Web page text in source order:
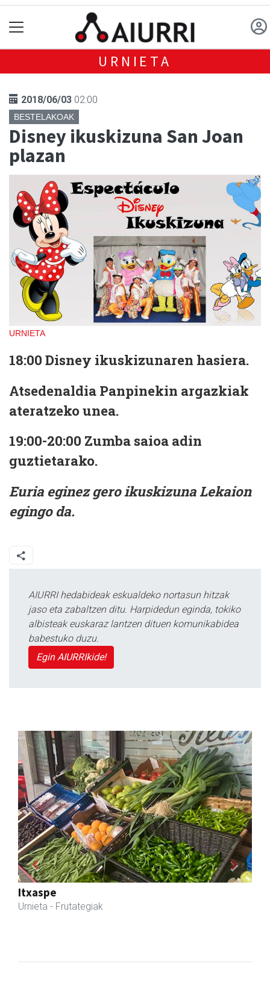
URNIETA
2018/06/03 02:00
BESTELAKOAK
Disney ikuskizuna San Joan
plazan
URNIETA
18:00 Disney ikuskizunaren hasiera.
Atsedenaldia Panpinekin argazkiak
ateratzeko unea.
19:00-20:00 Zumba saioa adin
guztietarako.
Euria eginez gero ikuskizuna Lekaion
egingo da.
AIURRI hedabideak eskualdeko nortasun hitzak
jaso eta zabaltzen ditu. Harpidedun eginda, tokiko
albisteak euskaraz lantzen dituen komunikabidea
babestuko duzu.
Egin AIURRIkide!
Egape Ikastola
Urnieta - Hezkuntza
Previous Next